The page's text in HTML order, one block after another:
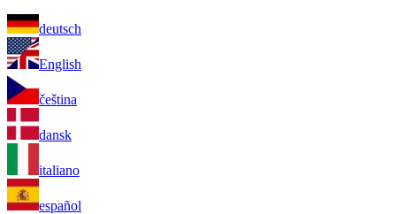
deutsch
English
čeština
dansk
italiano
español